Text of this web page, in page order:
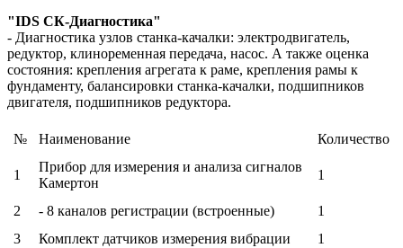
"IDS СК-Диагностика"
- Диагностика узлов станка-качалки: электродвигатель,
редуктор, клиноременная передача, насос. А также оценка
состояния: крепления агрегата к раме, крепления рамы к
фундаменту, балансировки станка-качалки, подшипников
двигателя, подшипников редуктора.
№ Наименование Количество
1
Прибор для измерения и анализа сигналов
Камертон
1
2 - 8 каналов регистрации (встроенные)
1
3
Комплект датчиков измерения вибрации
1